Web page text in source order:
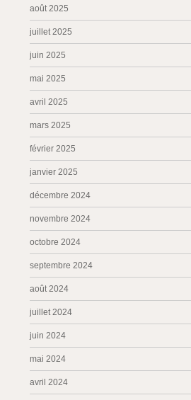
août 2025
juillet 2025
juin 2025
mai 2025
avril 2025
mars 2025
février 2025
janvier 2025
décembre 2024
novembre 2024
octobre 2024
septembre 2024
août 2024
juillet 2024
juin 2024
mai 2024
avril 2024